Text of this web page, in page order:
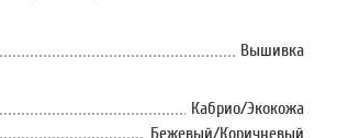
Вышивка
Кабрио/Экокожа
Бежевый/Коричневый